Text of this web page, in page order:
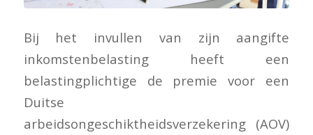
Bij het invullen van zijn aangifte
inkomstenbelasting heeft een
belastingplichtige de premie voor een
Duitse
arbeidsongeschiktheidsverzekering (AOV)